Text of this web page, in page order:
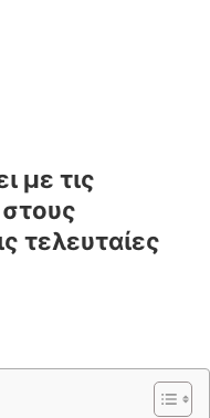
με τις
τελευταίες